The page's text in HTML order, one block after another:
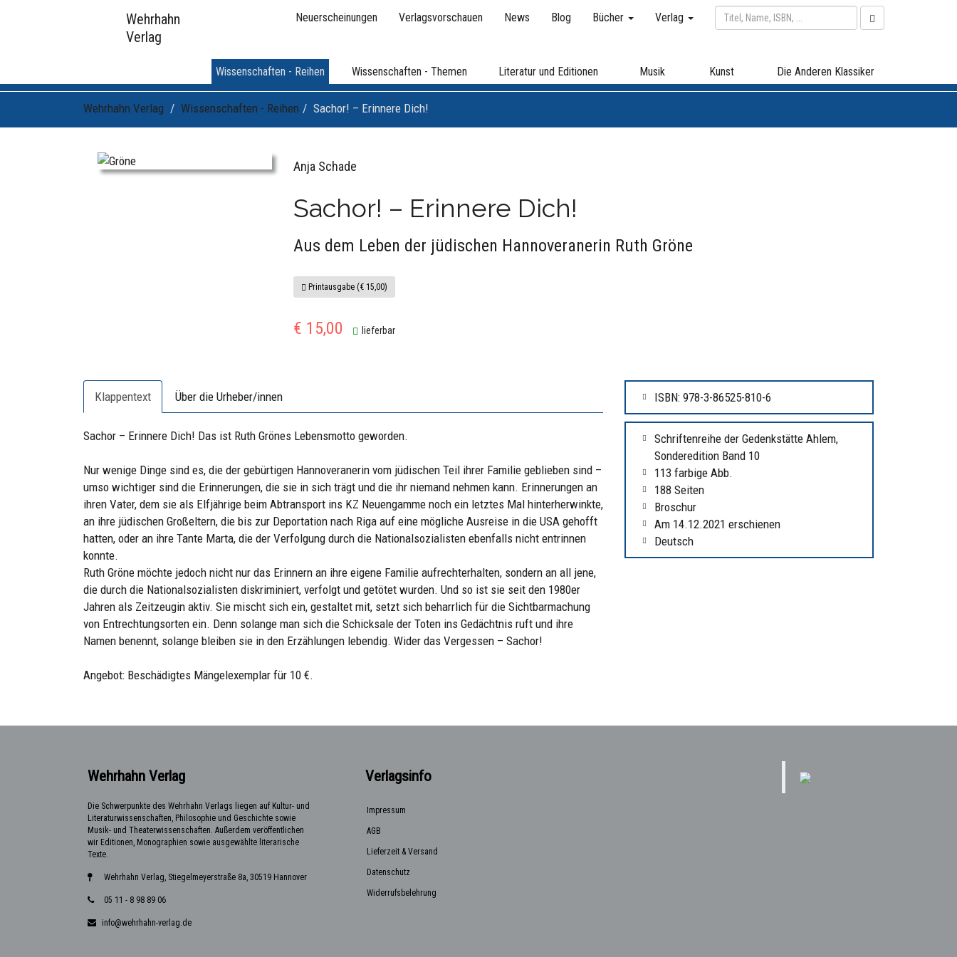
Wehrhahn
Verlag
Neuerscheinungen Verlagsvorschauen News Blog Bücher Verlag
Wissenschaften - Reihen Wissenschaften - Themen Literatur und Editionen Musik Kunst Die Anderen Klassiker
Wehrhahn Verlag Wissenschaften - Reihen Sachor! – Erinnere Dich!
Anja Schade
Sachor! – Erinnere Dich!
Aus dem Leben der jüdischen Hannoveranerin Ruth Gröne
Printausgabe (€ 15,00)
€ 15,00 lieferbar
Klappentext Über die Urheber/innen
Sachor – Erinnere Dich! Das ist Ruth Grönes Lebensmotto geworden.
Nur wenige Dinge sind es, die der gebürtigen Hannoveranerin vom jüdischen Teil ihrer Familie geblieben sind –
umso wichtiger sind die Erinnerungen, die sie in sich trägt und die ihr niemand nehmen kann. Erinnerungen an
ihren Vater, dem sie als Elfjährige beim Abtransport ins KZ Neuengamme noch ein letztes Mal hinterherwinkte,
an ihre jüdischen Großeltern, die bis zur Deportation nach Riga auf eine mögliche Ausreise in die USA gehofft
hatten, oder an ihre Tante Marta, die der Verfolgung durch die Nationalsozialisten ebenfalls nicht entrinnen
konnte.
Ruth Gröne möchte jedoch nicht nur das Erinnern an ihre eigene Familie aufrechterhalten, sondern an all jene,
die durch die Nationalsozialisten diskriminiert, verfolgt und getötet wurden. Und so ist sie seit den 1980er
Jahren als Zeitzeugin aktiv. Sie mischt sich ein, gestaltet mit, setzt sich beharrlich für die Sichtbarmachung
von Entrechtungsorten ein. Denn solange man sich die Schicksale der Toten ins Gedächtnis ruft und ihre
Namen benennt, solange bleiben sie in den Erzählungen lebendig. Wider das Vergessen – Sachor!
Angebot: Beschädigtes Mängelexemplar für 10 €.
ISBN: 978-3-86525-810-6
Schriftenreihe der Gedenkstätte Ahlem,
Sonderedition Band 10
113 farbige Abb.
188 Seiten
Broschur
Am 14.12.2021 erschienen
Deutsch
Wehrhahn Verlag
Die Schwerpunkte des Wehrhahn Verlags liegen auf Kultur- und
Literaturwissenschaften, Philosophie und Geschichte sowie
Musik- und Theaterwissenschaften. Außerdem veröffentlichen
wir Editionen, Monographien sowie ausgewählte literarische
Texte.
Wehrhahn Verlag, Stiegelmeyerstraße 8a, 30519 Hannover
05 11 - 8 98 89 06
info@wehrhahn-verlag.de
Verlagsinfo
Impressum
AGB
Lieferzeit & Versand
Datenschutz
Widerrufsbelehrung